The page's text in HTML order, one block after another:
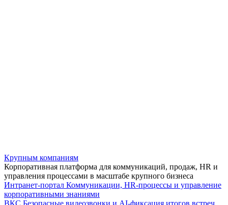
Крупным компаниям
Корпоративная платформа для коммуникаций, продаж, HR и
управления процессами в масштабе крупного бизнеса
Интранет-портал Коммуникации, HR-процессы и управление
корпоративными знаниями